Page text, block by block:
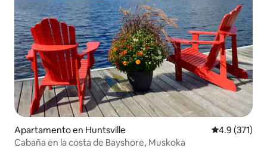
Apartamento en Huntsville Calificación
4.9 (371)
Cabaña en la costa de Bayshore, Muskoka